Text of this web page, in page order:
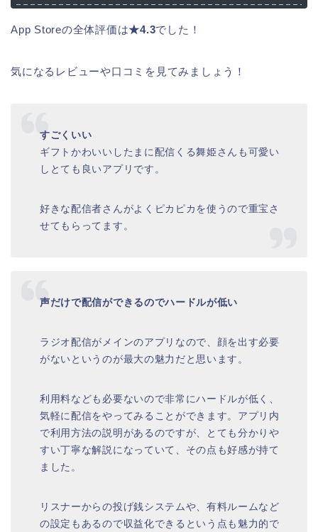
App Storeの全体評価は★4.3でした！
気になるレビューや口コミを見てみましょう！
すごくいい
ギフトかわいいしたまに配信くる舞姫さんも可愛い
しとても良いアプリです。
好きな配信者さんがよくピカピカを使うので重宝さ
せてもらってます。
声だけで配信ができるのでハードルが低い
ラジオ配信がメインのアプリなので、顔を出す必要
がないというのが最大の魅力だと思います。
利用料なども必要ないので非常にハードルが低く、
気軽に配信をやってみることができます。アプリ内
で利用方法の説明があるのですが、とても分かりや
すい丁寧な解説になっていて、その点も好感が持て
ました。
リスナーからの投げ銭システムや、有料ルームなど
の設定もあるので収益化できるという点も魅力的で